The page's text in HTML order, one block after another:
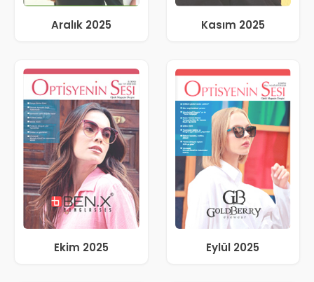
Aralık 2025 Kasım 2025
Ekim 2025 Eylül 2025